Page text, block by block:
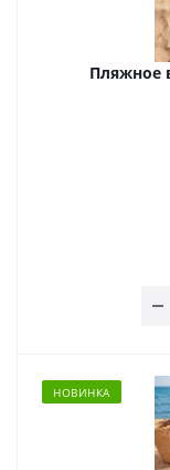
Пляжное
НОВИНКА